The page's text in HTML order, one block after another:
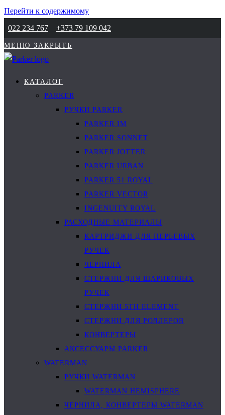
Перейти к содержимому
022 234 767
+373 79 109 042
МЕНЮ ЗАКРЫТЬ
КАТАЛОГ
PARKER
РУЧКИ PARKER
PARKER IM
PARKER SONNET
PARKER JOTTER
PARKER URBAN
PARKER 51 ROYAL
PARKER VECTOR
INGENUITY ROYAL
РАСХОДНЫЕ МАТЕРИАЛЫ
КАРТРИДЖИ ДЛЯ ПЕРЬЕВЫХ
РУЧЕК
ЧЕРНИЛА
СТЕРЖНИ ДЛЯ ШАРИКОВЫХ
РУЧЕК
СТЕРЖНИ 5TH ELEMENT
СТЕРЖНИ ДЛЯ РОЛЛЕРОВ
КОНВЕРТЕРЫ
АКСЕССУАРЫ PARKER
WATERMAN
РУЧКИ WATERMAN
WATERMAN HEMISPHERE
ЧЕРНИЛА, КОНВЕРТЕРЫ WATERMAN